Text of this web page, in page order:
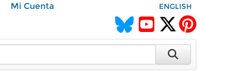
Mi Cuenta ENGLISH